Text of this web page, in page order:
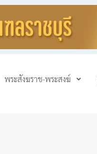
พระสังฆราช-พระสงฆ์